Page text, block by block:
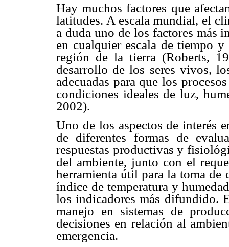
Hay muchos factores que
latitudes. A escala mundial, el
a duda uno de los factores más
en cualquier escala de tiempo
región de la tierra (Roberts,
desarrollo de los seres vivos,
adecuadas para que los
condiciones ideales de luz,
2002).
Uno de los aspectos de interés
de diferentes formas de
respuestas productivas y
del ambiente, junto con el
herramienta útil para la toma de
índice de temperatura y
los indicadores más difundido.
manejo en sistemas de
decisiones en relación al
emergencia.